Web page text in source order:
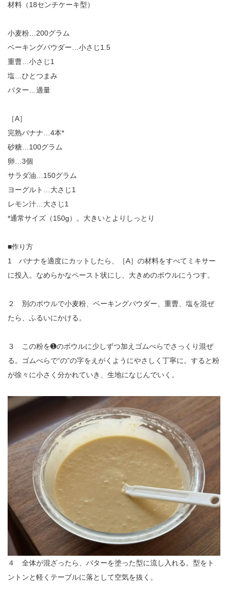
材料（18センチケーキ型）
小麦粉…200グラム
ベーキングパウダー…小さじ1.5
重曹…小さじ1
塩…ひとつまみ
バター…適量
［A］
完熟バナナ…4本*
砂糖…100グラム
卵…3個
サラダ油…150グラム
ヨーグルト…大さじ1
レモン汁…大さじ1
*通常サイズ（150g）。大きいとよりしっとり
■作り方
1 バナナを適度にカットしたら、［A］の材料をすべてミキサー
に投入。なめらかなペースト状にし、大きめのボウルにうつす。
２ 別のボウルで小麦粉、ベーキングパウダー、重曹、塩を混ぜ
たら、ふるいにかける。
３ この粉を➊のボウルに少しずつ加えゴムべらでさっくり混ぜ
る。ゴムべらで“の”の字をえがくようにやさしく丁寧に。すると粉
が徐々に小さく分かれていき、生地になじんでいく。
４ 全体が混ざったら、バターを塗った型に流し入れる。型をト
ントンと軽くテーブルに落として空気を抜く。